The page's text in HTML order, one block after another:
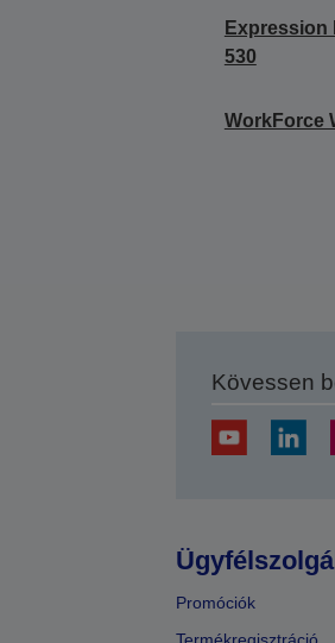
Expression
530
WorkForce
Kövessen
Promóciók